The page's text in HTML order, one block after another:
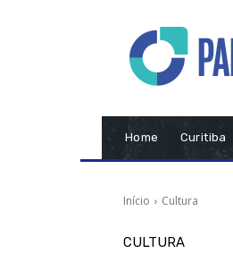
Home Curitiba
Início Cultura
CULTURA